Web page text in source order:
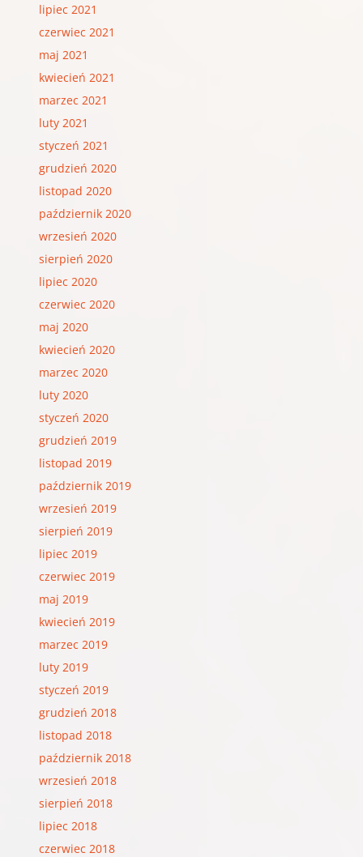
lipiec 2021
czerwiec 2021
maj 2021
kwiecień 2021
marzec 2021
luty 2021
styczeń 2021
grudzień 2020
listopad 2020
październik 2020
wrzesień 2020
sierpień 2020
lipiec 2020
czerwiec 2020
maj 2020
kwiecień 2020
marzec 2020
luty 2020
styczeń 2020
grudzień 2019
listopad 2019
październik 2019
wrzesień 2019
sierpień 2019
lipiec 2019
czerwiec 2019
maj 2019
kwiecień 2019
marzec 2019
luty 2019
styczeń 2019
grudzień 2018
listopad 2018
październik 2018
wrzesień 2018
sierpień 2018
lipiec 2018
czerwiec 2018